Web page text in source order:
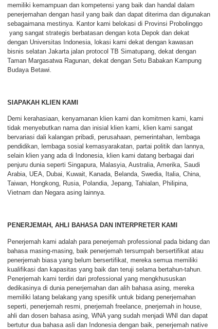
memiliki kemampuan dan kompetensi yang baik dan handal dalam
penerjemahan dengan hasil yang baik dan dapat diterima dan digunakan
sebagaimana mestinya. Kantor kami belokasi di Provinsi Probolinggo
yang sangat strategis berbatasan dengan kota Depok dan dekat
dengan Universitas Indonesia, lokasi kami dekat dengan kawasan
bisnis selatan Jakarta jalan protocol TB Simatupang, dekat dengan
Taman Margasatwa Ragunan, dekat dengan Setu Babakan Kampung
Budaya Betawi.
SIAPAKAH KLIEN KAMI
Demi kerahasiaan, kenyamanan klien kami dan komitmen kami, kami
tidak menyebutkan nama dan inisial klien kami, klien kami sangat
bervariasi dali kalangan pribadi, perusahaan, pemerintahan, lembaga
pendidikan, lembaga sosial kemasyarakatan, partai politik dan lannya,
selain klien yang ada di Indonesia, klien kami datang berbagai dari
penjuru dunia seperti Singapura, Malasyia, Australia, Amerika, Saudi
Arabia, UEA, Dubai, Kuwait, Kanada, Belanda, Swedia, Italia, China,
Taiwan, Hongkong, Rusia, Polandia, Jepang, Tahialan, Philipina,
Vietnam dan Negara asing lainnya.
PENERJEMAH, AHLI BAHASA DAN INTERPRETER KAMI
Penerjemah kami adalah para penerjemah professional pada bidang dan
bahasa masing-masing, baik penerjemah tersumpah bersertifikat atau
penerjemah biasa yang belum bersertifikat, mereka semua memiliki
kualifikasi dan kapasitas yang baik dan teruji selama bertahun-tahun.
Penerjemah kami terdiri dari professional yang mengkhususkan
dedikasinya di dunia penerjemahan dan alih bahasa asing, mereka
memiliki latang belakang yang spesifik untuk bidang penerjemahan
seperti, penerjemah resmi, pnerjemah freelance, pnerjemah in house,
ahli dan dosen bahasa asing, WNA yang sudah menjadi WNI dan dapat
bertutur dua bahasa asli dan Indonesia dengan baik, penerjemah native